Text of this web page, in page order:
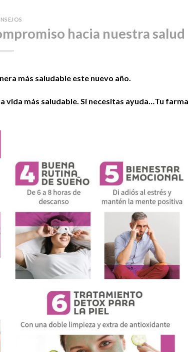
hacia nuestra salud
más saludable este nuevo año.
vida más saludable. Si necesitas ayuda…Tu